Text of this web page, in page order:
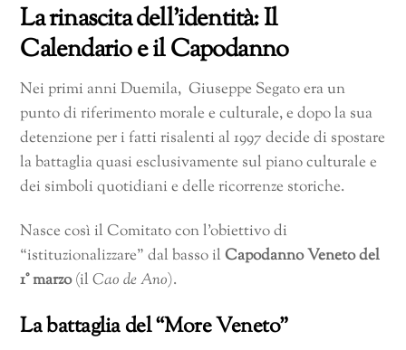
La rinascita dell’identità: Il
Calendario e il Capodanno
Nei primi anni Duemila, Giuseppe Segato era un
punto di riferimento morale e culturale, e dopo la sua
detenzione per i fatti risalenti al 1997 decide di spostare
la battaglia quasi esclusivamente sul piano culturale e
dei simboli quotidiani e delle ricorrenze storiche.
Nasce così il Comitato con l’obiettivo di
“istituzionalizzare” dal basso ilCapodanno Veneto del
1° marzo(ilCao de Ano).
La battaglia del “More Veneto”